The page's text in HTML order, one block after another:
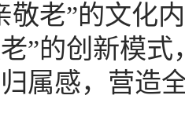
敬老”的文化
”的创新模
属感，营造